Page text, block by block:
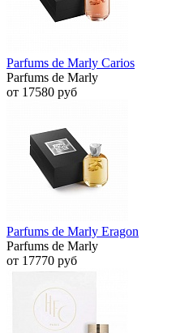
Parfums de Marly Carios
Parfums de Marly
от 17580 руб
Parfums de Marly Eragon
Parfums de Marly
от 17770 руб